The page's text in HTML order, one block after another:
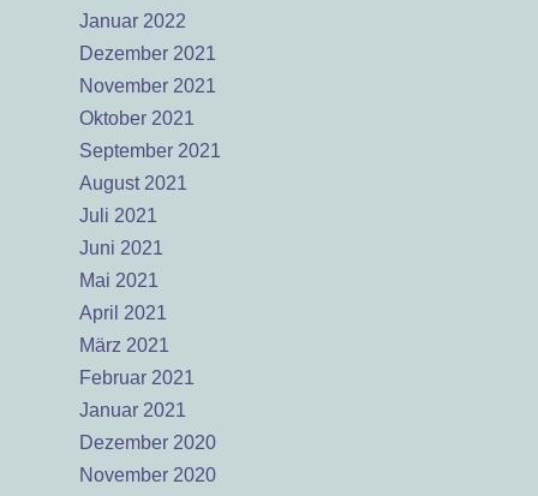
Januar 2022
Dezember 2021
November 2021
Oktober 2021
September 2021
August 2021
Juli 2021
Juni 2021
Mai 2021
April 2021
März 2021
Februar 2021
Januar 2021
Dezember 2020
November 2020